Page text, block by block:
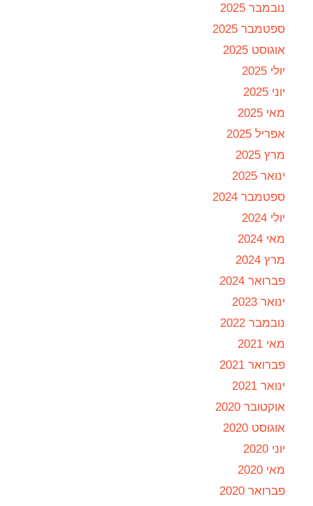
נובמבר 2025
ספטמבר 2025
אוגוסט 2025
יולי 2025
יוני 2025
מאי 2025
אפריל 2025
מרץ 2025
ינואר 2025
ספטמבר 2024
יולי 2024
מאי 2024
מרץ 2024
פברואר 2024
ינואר 2023
נובמבר 2022
מאי 2021
פברואר 2021
ינואר 2021
אוקטובר 2020
אוגוסט 2020
יוני 2020
מאי 2020
פברואר 2020